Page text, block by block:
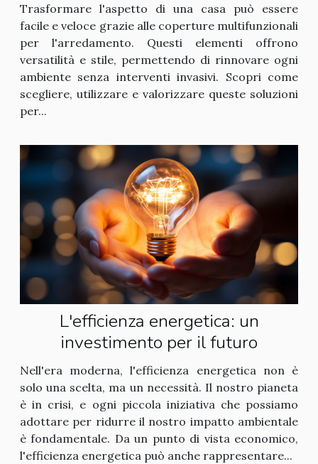
Trasformare l'aspetto di una casa può essere
facile e veloce grazie alle coperture multifunzionali
per l'arredamento. Questi elementi offrono
versatilità e stile, permettendo di rinnovare ogni
ambiente senza interventi invasivi. Scopri come
scegliere, utilizzare e valorizzare queste soluzioni
per...
L'efficienza energetica: un
investimento per il futuro
Nell'era moderna, l'efficienza energetica non è
solo una scelta, ma un necessità. Il nostro pianeta
è in crisi, e ogni piccola iniziativa che possiamo
adottare per ridurre il nostro impatto ambientale
è fondamentale. Da un punto di vista economico,
l'efficienza energetica può anche rappresentare...